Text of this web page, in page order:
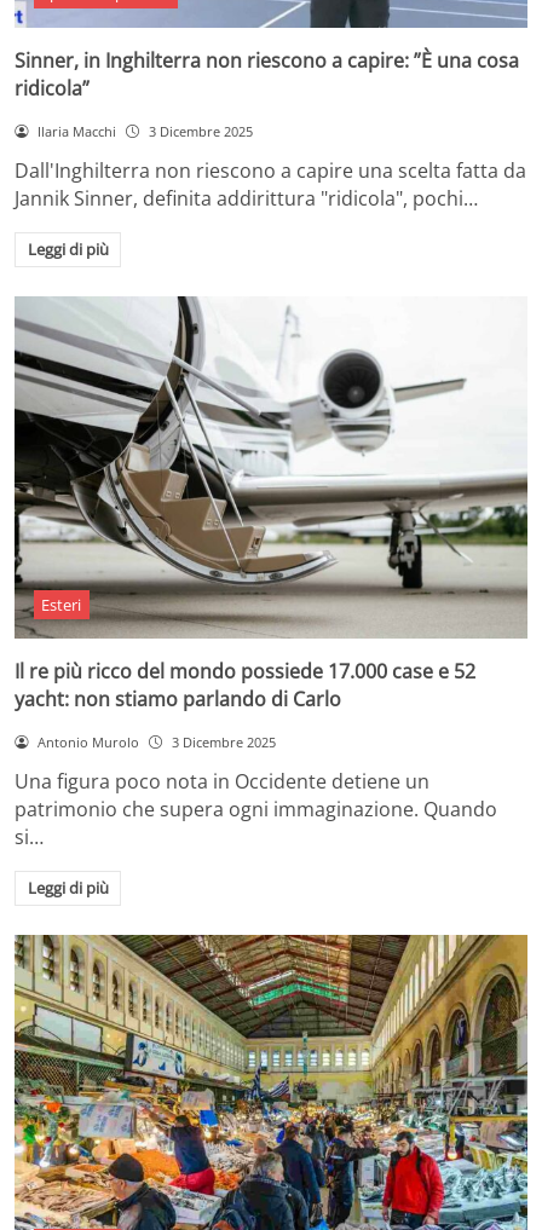
Sinner, in Inghilterra non riescono a capire: ”È una cosa
ridicola”
Ilaria Macchi 3 Dicembre 2025
Dall'Inghilterra non riescono a capire una scelta fatta da
Jannik Sinner, definita addirittura "ridicola", pochi…
Leggi di più
Esteri
Il re più ricco del mondo possiede 17.000 case e 52
yacht: non stiamo parlando di Carlo
Antonio Murolo 3 Dicembre 2025
Una figura poco nota in Occidente detiene un
patrimonio che supera ogni immaginazione. Quando
si…
Leggi di più